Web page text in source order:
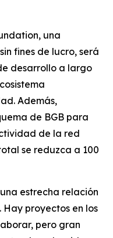
una
fines de lucro, será
desarrollo a largo
Además,
de BGB para
de la red
se reduzca a 100
estrecha relación
proyectos en los
pero gran